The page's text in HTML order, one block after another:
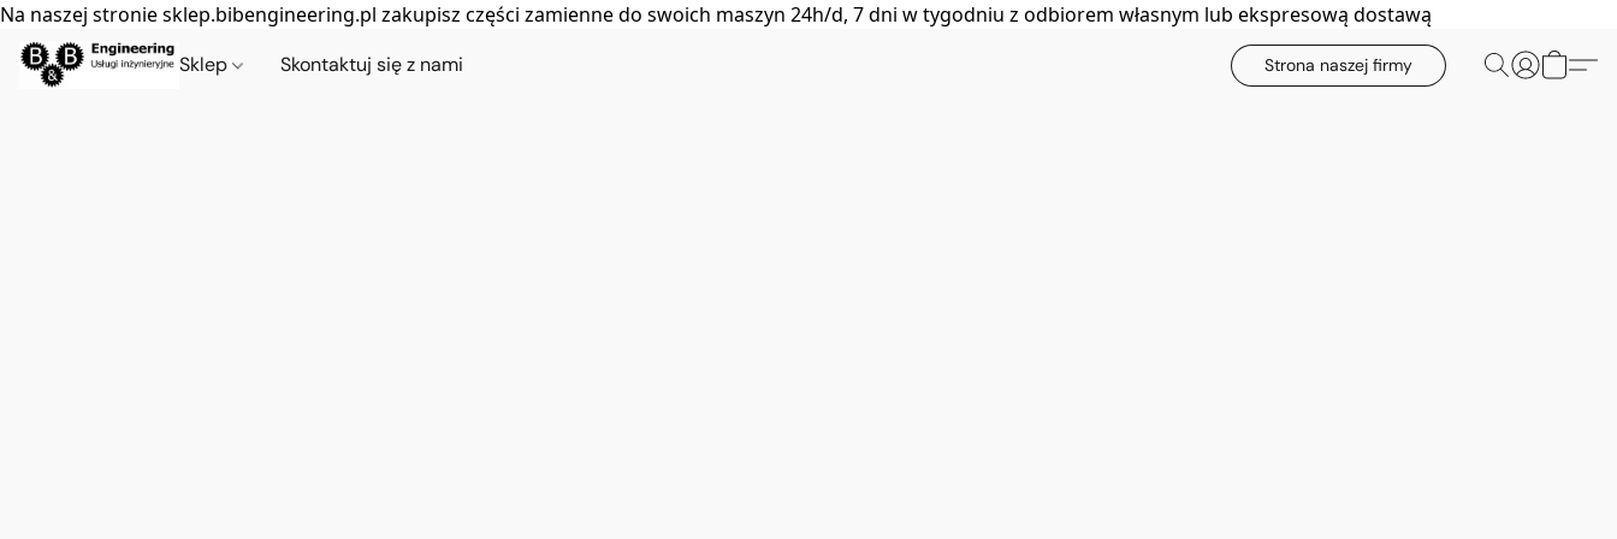
Na naszej stronie sklep.bibengineering.pl zakupisz części zamienne do swoich maszyn 24h/d, 7 dni w tygodniu z odbiorem własnym lub ekspresową dostawą
Sklep Skontaktuj się z nami Strona naszej firmy